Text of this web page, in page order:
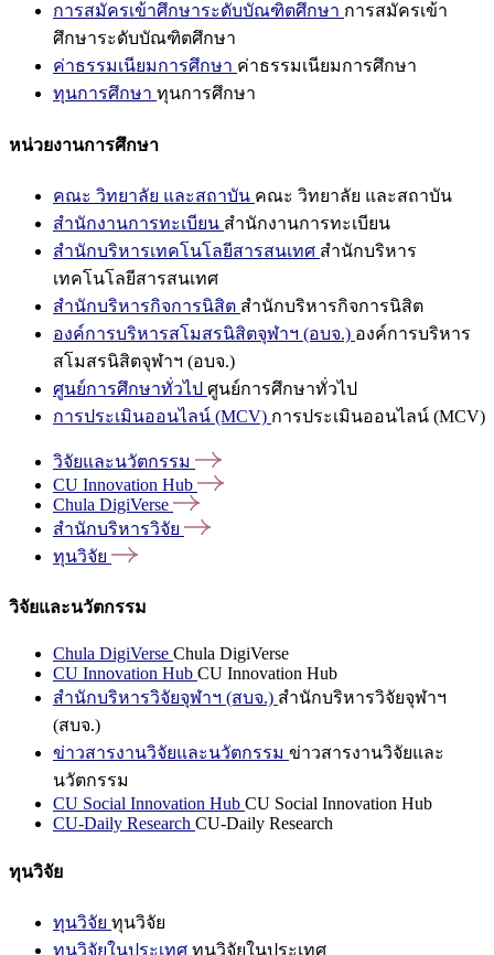
การสมัครเข้าศึกษาระดับบัณฑิตศึกษา การสมัครเข้า
ศึกษาระดับบัณฑิตศึกษา
ค่าธรรมเนียมการศึกษา ค่าธรรมเนียมการศึกษา
ทุนการศึกษา ทุนการศึกษา
หน่วยงานการศึกษา
คณะ วิทยาลัย และสถาบัน คณะ วิทยาลัย และสถาบัน
สำนักงานการทะเบียน สำนักงานการทะเบียน
สำนักบริหารเทคโนโลยีสารสนเทศ สำนักบริหาร
เทคโนโลยีสารสนเทศ
สำนักบริหารกิจการนิสิต สำนักบริหารกิจการนิสิต
องค์การบริหารสโมสรนิสิตจุฬาฯ (อบจ.) องค์การบริหาร
สโมสรนิสิตจุฬาฯ (อบจ.)
ศูนย์การศึกษาทั่วไป ศูนย์การศึกษาทั่วไป
การประเมินออนไลน์ (MCV) การประเมินออนไลน์ (MCV)
วิจัยและนวัตกรรม
CU Innovation Hub
Chula DigiVerse
สำนักบริหารวิจัย
ทุนวิจัย
วิจัยและนวัตกรรม
Chula DigiVerse Chula DigiVerse
CU Innovation Hub CU Innovation Hub
สำนักบริหารวิจัยจุฬาฯ (สบจ.) สำนักบริหารวิจัยจุฬาฯ
(สบจ.)
ข่าวสารงานวิจัยและนวัตกรรม ข่าวสารงานวิจัยและ
นวัตกรรม
CU Social Innovation Hub CU Social Innovation Hub
CU-Daily Research CU-Daily Research
ทุนวิจัย
ทุนวิจัย ทุนวิจัย
ทุนวิจัยในประเทศ ทุนวิจัยในประเทศ